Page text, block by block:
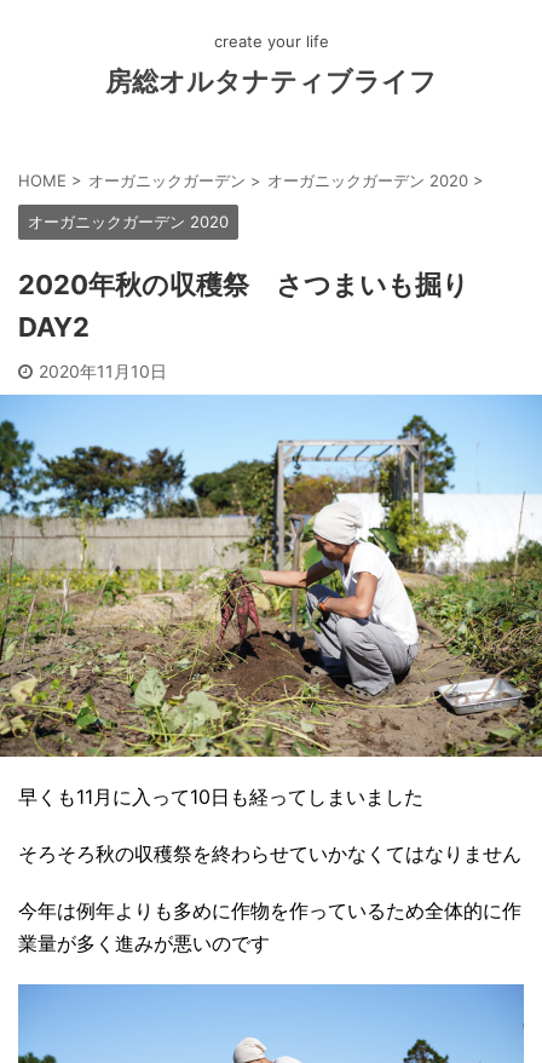
create your life
房総オルタナティブライフ
HOME > オーガニックガーデン > オーガニックガーデン 2020 >
オーガニックガーデン 2020
2020年秋の収穫祭 さつまいも掘り
DAY2
2020年11月10日
早くも11月に入って10日も経ってしまいました
そろそろ秋の収穫祭を終わらせていかなくてはなりません
今年は例年よりも多めに作物を作っているため全体的に作
業量が多く進みが悪いのです